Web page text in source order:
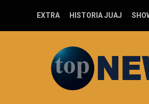
EXTRA HISTORIA JUAJ